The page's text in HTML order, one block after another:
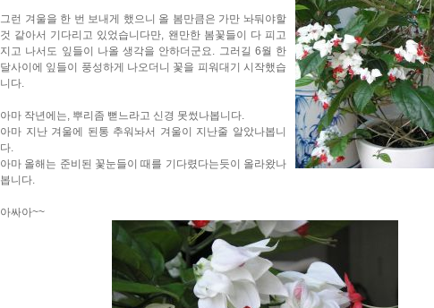
그런 겨울을 한 번 보내게 했으니 올 봄만큼은 가만 놔둬야할
것 같아서 기다리고 있었습니다만, 왠만한 봄꽃들이 다 피고
지고 나서도 잎들이 나올 생각을 안하더군요. 그러길 6월 한
달사이에 잎들이 풍성하게 나오더니 꽃을 피워대기 시작했습
니다.
아마 작년에는, 뿌리좀 뻗느라고 신경 못썼나봅니다.
아마 지난 겨울에 된통 추워놔서 겨울이 지난줄 알았나봅니
다.
아마 올해는 준비된 꽃눈들이 때를 기다렸다는듯이 올라왔나
봅니다.
아싸아~~